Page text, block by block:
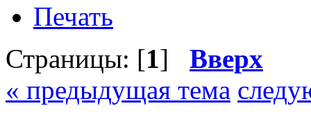
Печать
Страницы: [1] Вверх
« предыдущая тема